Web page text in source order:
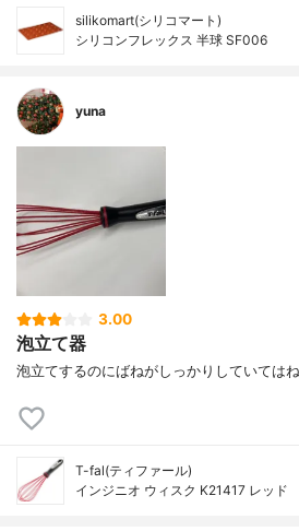
silikomart(シリコマート)
シリコンフレックス 半球 SF006
yuna
3.00
泡立て器
泡立てするのにばねがしっかりしていては
T-fal(ティファール)
インジニオ ウィスク K21417 レッド